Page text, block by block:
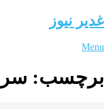
غدیر نیوز
Menu
برچسب: